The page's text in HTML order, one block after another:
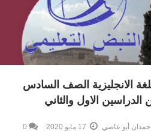
الانجليزية الصف السادس
الدراسين الاول والثاني
حمدان أبو عاصي 0